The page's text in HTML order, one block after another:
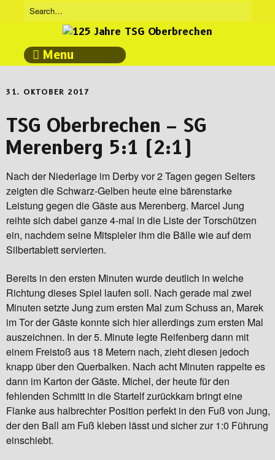
Menu
31. OKTOBER 2017
TSG Oberbrechen – SG
Merenberg 5:1 (2:1)
Nach der Niederlage im Derby vor 2 Tagen gegen Selters
zeigten die Schwarz-Gelben heute eine bärenstarke
Leistung gegen die Gäste aus Merenberg. Marcel Jung
reihte sich dabei ganze 4-mal in die Liste der Torschützen
ein, nachdem seine Mitspieler ihm die Bälle wie auf dem
Silbertablett servierten.
Bereits in den ersten Minuten wurde deutlich in welche
Richtung dieses Spiel laufen soll. Nach gerade mal zwei
Minuten setzte Jung zum ersten Mal zum Schuss an, Marek
im Tor der Gäste konnte sich hier allerdings zum ersten Mal
auszeichnen. In der 5. Minute legte Reifenberg dann mit
einem Freistoß aus 18 Metern nach, zieht diesen jedoch
knapp über den Querbalken. Nach acht Minuten rappelte es
dann im Karton der Gäste. Michel, der heute für den
fehlenden Schmitt in die Startelf zurückkam bringt eine
Flanke aus halbrechter Position perfekt in den Fuß von Jung,
der den Ball am Fuß kleben lässt und sicher zur 1:0 Führung
einschiebt.